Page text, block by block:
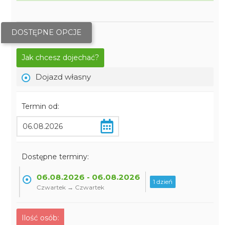
DOSTĘPNE OPCJE
Jak chcesz dojechać?
Dojazd własny
Termin od:
Dostępne terminy:
06.08.2026 - 06.08.2026
Czwartek → Czwartek
1 dzień
Ilość osób: